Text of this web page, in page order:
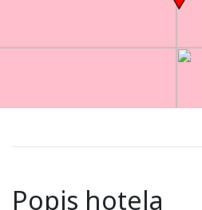
Popis hotela